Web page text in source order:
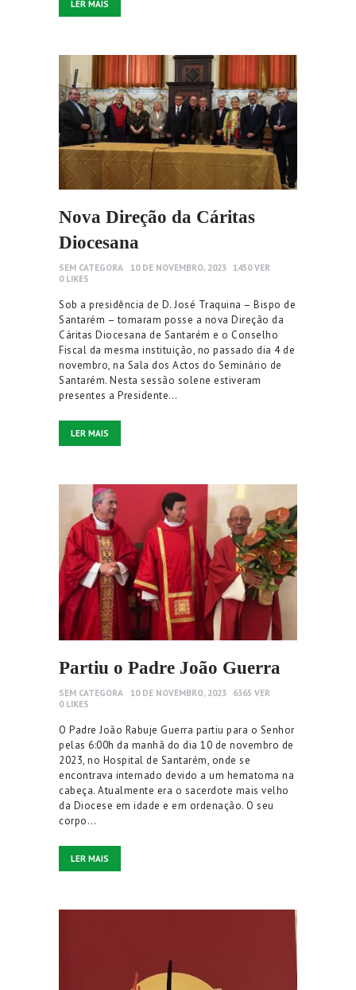
LER MAIS
Nova Direção da Cáritas
Diocesana
SEM CATEGORA 10 DE NOVEMBRO, 2023 1450VER
0 LIKES
Sob a presidência de D. José Traquina – Bispo de
Santarém – tomaram posse a nova Direção da
Cáritas Diocesana de Santarém e o Conselho
Fiscal da mesma instituição, no passado dia 4 de
novembro, na Sala dos Actos do Seminário de
Santarém. Nesta sessão solene estiveram
presentes a Presidente…
LER MAIS
Partiu o Padre João Guerra
SEM CATEGORA 10 DE NOVEMBRO, 2023 6365 VER
0 LIKES
O Padre João Rabuje Guerra partiu para o Senhor
pelas 6:00h da manhã do dia 10 de novembro de
2023, no Hospital de Santarém, onde se
encontrava internado devido a um hematoma na
cabeça. Atualmente era o sacerdote mais velho
da Diocese em idade e em ordenação. O seu
corpo…
LER MAIS